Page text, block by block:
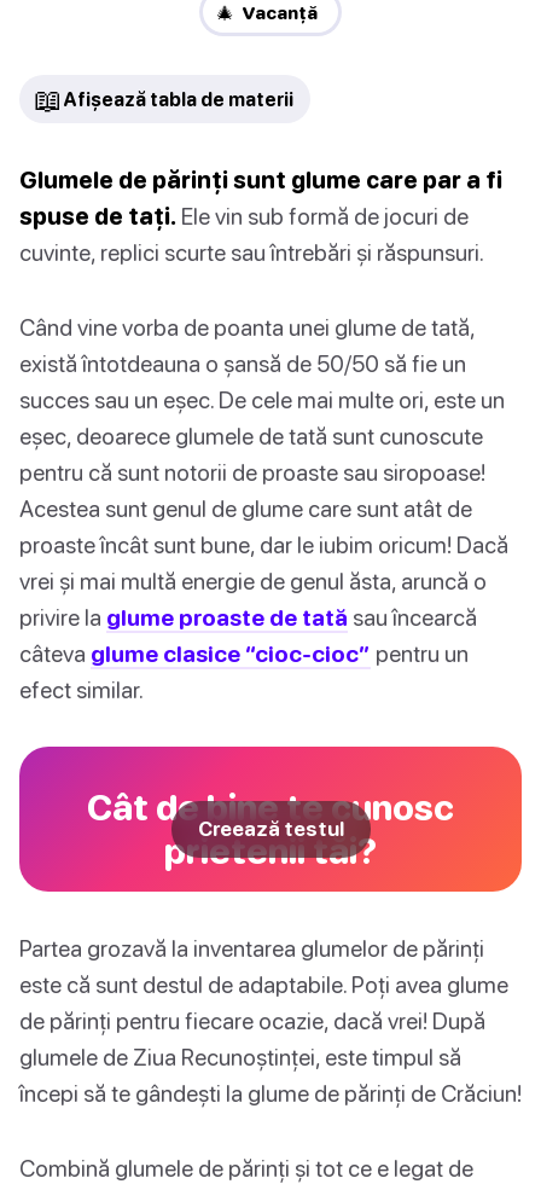
🎄 Vacanță
📖 Afișează tabla de materii
Glumele de părinți sunt glume care par a fi
spuse de tați. Ele vin sub formă de jocuri de
cuvinte, replici scurte sau întrebări și răspunsuri.
Când vine vorba de poanta unei glume de tată,
există întotdeauna o șansă de 50/50 să fie un
succes sau un eșec. De cele mai multe ori, este un
eșec, deoarece glumele de tată sunt cunoscute
pentru că sunt notorii de proaste sau siropoase!
Acestea sunt genul de glume care sunt atât de
proaste încât sunt bune, dar le iubim oricum! Dacă
vrei și mai multă energie de genul ăsta, aruncă o
privire la glume proaste de tată sau încearcă
câteva glume clasice “cioc-cioc” pentru un
efect similar.
Cât de bine te cunosc
prietenii tăi?
Creează testul
Partea grozavă la inventarea glumelor de părinți
este că sunt destul de adaptabile. Poți avea glume
de părinți pentru fiecare ocazie, dacă vrei! După
glumele de Ziua Recunoștinței, este timpul să
începi să te gândești la glume de părinți de Crăciun!
Combină glumele de părinți și tot ce e legat de